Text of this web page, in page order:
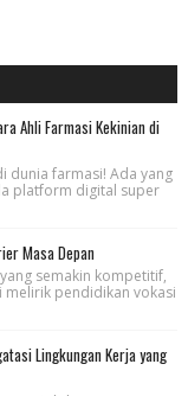
Ahli Farmasi Kekinian di
dunia farmasi! Ada yang
platform digital super
Masa Depan
semakin kompetitif,
melirik pendidikan vokasi
Lingkungan Kerja yang